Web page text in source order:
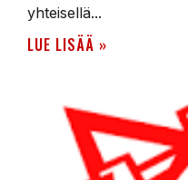
yhteisellä...
LUE LISÄÄ »